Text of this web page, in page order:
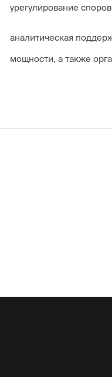
урегулирование
аналитическая
мощности, а также